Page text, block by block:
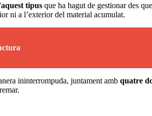
tipus que ha hagut de gestionar des
ni a l’exterior del material acumulat.
ininterrompuda, juntament amb quatre